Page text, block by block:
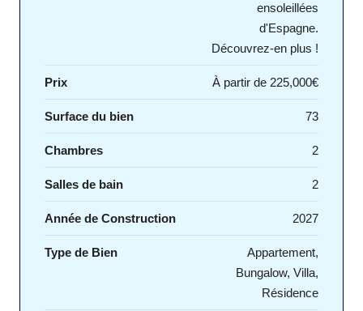
ensoleillées
d'Espagne.
Découvrez-en plus !
Prix À partir de 225,000€
Surface du bien 73
Chambres 2
Salles de bain 2
Année de Construction 2027
Type de Bien
Appartement,
Bungalow, Villa,
Résidence